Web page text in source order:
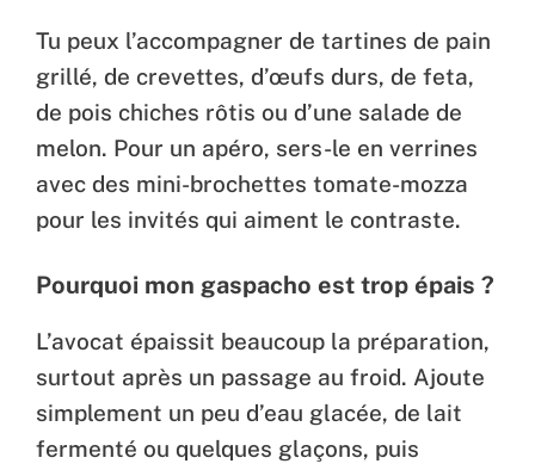
Tu peux l’accompagner de tartines de pain
grillé, de crevettes, d’œufs durs, de feta,
de pois chiches rôtis ou d’une salade de
melon. Pour un apéro, sers-le en verrines
avec des mini-brochettes tomate-mozza
pour les invités qui aiment le contraste.
Pourquoi mon gaspacho est trop épais ?
L’avocat épaissit beaucoup la préparation,
surtout après un passage au froid. Ajoute
simplement un peu d’eau glacée, de lait
fermenté ou quelques glaçons, puis